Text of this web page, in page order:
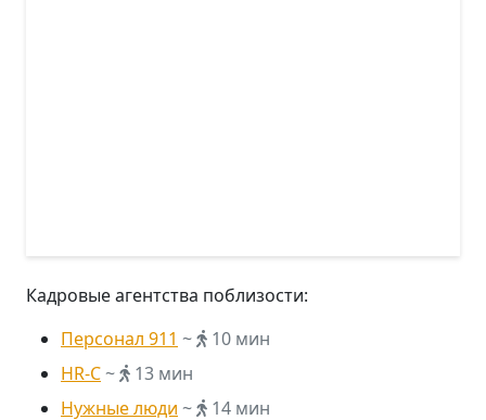
Кадровые агентства поблизости:
Персонал 911 ~
10 мин
HR-C~
13 мин
Нужные люди ~
14 мин